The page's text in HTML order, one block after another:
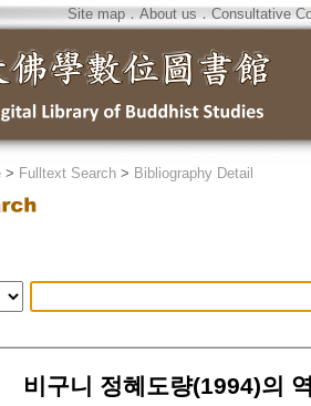
Site map．About us ． Consultative
> Fulltext Search > Bibliography Detail
비구니 정혜도량(1994)의